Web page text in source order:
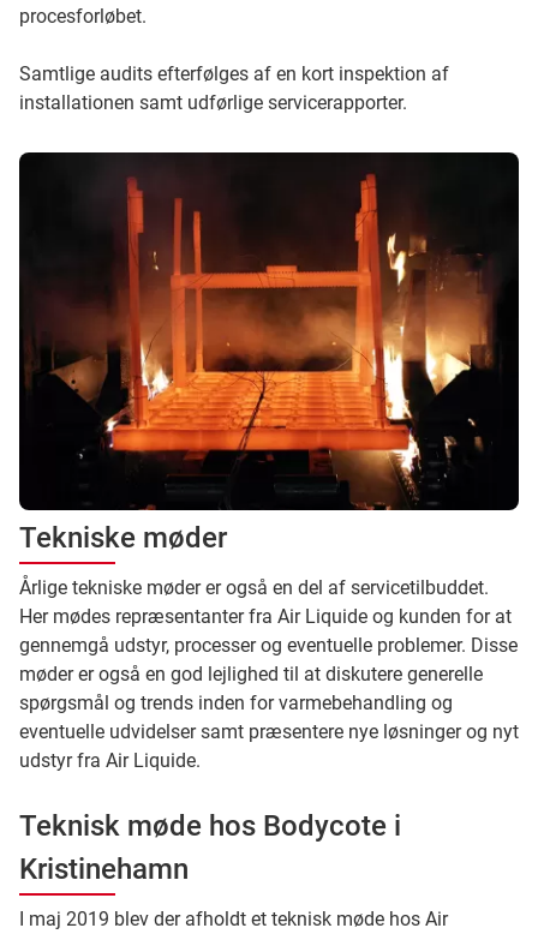
procesforløbet.
Samtlige audits efterfølges af en kort inspektion af
installationen samt udførlige servicerapporter.
Tekniske møder
Årlige tekniske møder er også en del af servicetilbuddet.
Her mødes repræsentanter fra Air Liquide og kunden for at
gennemgå udstyr, processer og eventuelle problemer. Disse
møder er også en god lejlighed til at diskutere generelle
spørgsmål og trends inden for varmebehandling og
eventuelle udvidelser samt præsentere nye løsninger og nyt
udstyr fra Air Liquide.
Teknisk møde hos Bodycote i
Kristinehamn
I maj 2019 blev der afholdt et teknisk møde hos Air